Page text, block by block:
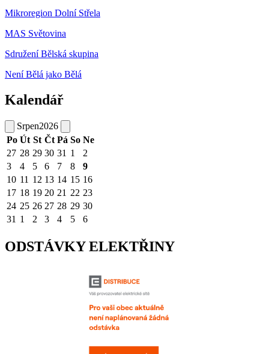
Mikroregion Dolní Střela
MAS Světovina
Sdružení Bělská skupina
Není Bělá jako Bělá
Kalendář
Srpen2026
Po Út St Čt Pá So Ne
27 28 29 30 31 1
2
3
4 5 6 7 8
9
10 11 12 13 14 15 16
17 18 19 20 21 22 23
24 25 26 27 28 29 30
31 1 2 3 4 5 6
ODSTÁVKY ELEKTŘINY